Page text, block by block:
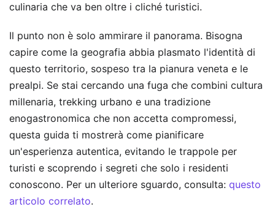
culinaria che va ben oltre i cliché turistici.
Il punto non è solo ammirare il panorama. Bisogna
capire come la geografia abbia plasmato l'identità di
questo territorio, sospeso tra la pianura veneta e le
prealpi. Se stai cercando una fuga che combini cultura
millenaria, trekking urbano e una tradizione
enogastronomica che non accetta compromessi,
questa guida ti mostrerà come pianificare
un'esperienza autentica, evitando le trappole per
turisti e scoprendo i segreti che solo i residenti
conoscono. Per un ulteriore sguardo, consulta: questo
articolo correlato.